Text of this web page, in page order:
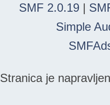
SMF 2.0.19 |
Simple
Stranica je